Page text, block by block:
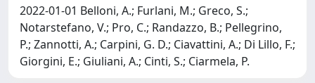
2022-01-01 Belloni, A.; Furlani, M.; Greco, S.;
Notarstefano, V.; Pro, C.; Randazzo, B.; Pellegrino,
P.; Zannotti, A.; Carpini, G. D.; Ciavattini, A.; Di Lillo, F.;
Giorgini, E.; Giuliani, A.; Cinti, S.; Ciarmela, P.